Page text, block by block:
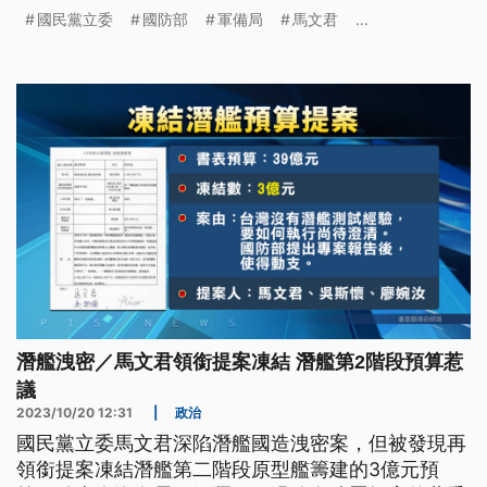
語文。）
國民黨立委 國防部 軍備局 馬文君 ...
潛艦洩密／馬文君領銜提案凍結 潛艦第2階段預算惹
議
2023/10/20 12:31 政治
國民黨立委馬文君深陷潛艦國造洩密案，但被發現再
領銜提案凍結潛艦第二階段原型艦籌建的3億元預